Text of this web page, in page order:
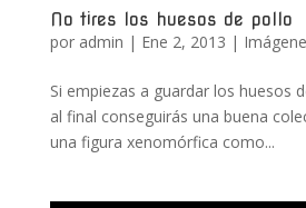
No tires los huesos de pollo
por admin | Ene 2, 2013 |
Si empiezas a guardar los huesos
al final conseguirás una buena
una figura xenomórfica como...